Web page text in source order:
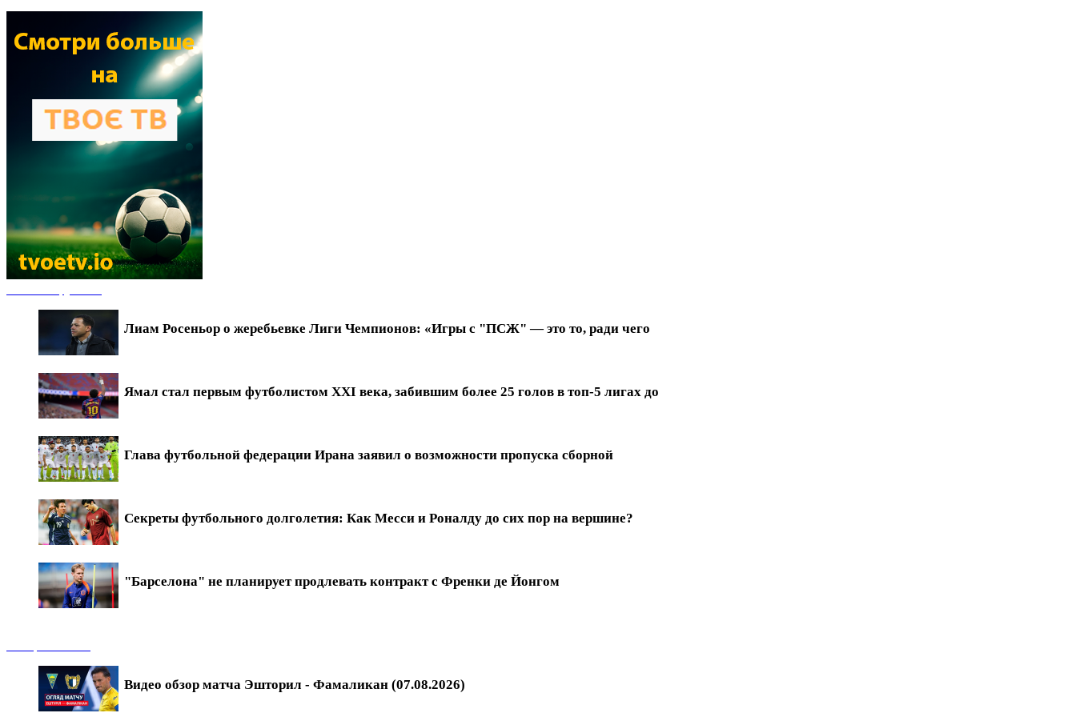
Лиам Росеньор о жеребьевке Лиги Чемпионов: «Игры с "ПСЖ" — это то, ради чего
Ямал стал первым футболистом XXI века, забившим более 25 голов в топ-5 лигах до
Глава футбольной федерации Ирана заявил о возможности пропуска сборной
Секреты футбольного долголетия: Как Месси и Роналду до сих пор на вершине?
"Барселона" не планирует продлевать контракт с Френки де Йонгом
Видео обзор матча Эшторил - Фамаликан (07.08.2026)